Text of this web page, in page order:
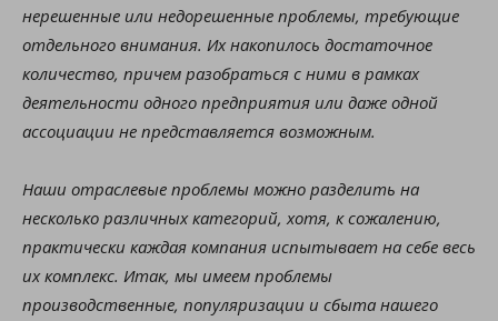
нерешенные или недорешенные проблемы, требующие
отдельного внимания. Их накопилось достаточное
количество, причем разобраться с ними в рамках
деятельности одного предприятия или даже одной
ассоциации не представляется возможным.
Наши отраслевые проблемы можно разделить на
несколько различных категорий, хотя, к сожалению,
практически каждая компания испытывает на себе весь
их комплекс. Итак, мы имеем проблемы
производственные, популяризации и сбыта нашего